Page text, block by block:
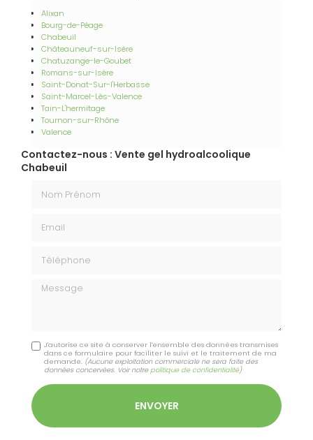
Alixan
Bourg-de-Péage
Chabeuil
Châteauneuf-sur-Isère
Chatuzange-le-Goubet
Romans-sur-Isère
Saint-Donat-Sur-l'Herbasse
Saint-Marcel-Lès-Valence
Tain-L'hermitage
Tournon-sur-Rhône
Valence
Contactez-nous : Vente gel hydroalcoolique
Chabeuil
Message
J'autorise ce site à conserver l'ensemble des données transmises
dans ce formulaire pour faciliter le suivi et le traitement de ma
demande. (Aucune exploitation commerciale ne sera faite des
données concervées. Voir notre politique de confidentialité)